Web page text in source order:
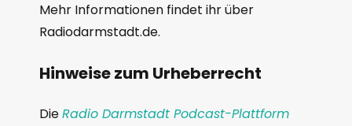
Mehr Informationen findet ihr über
Radiodarmstadt.de.
Hinweise zum Urheberrecht
DieRadio Darmstadt Podcast-Plattform